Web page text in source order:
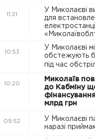
11:21
У Миколаєві
для
10:53
У Миколаєві
обстежують
під час
10:20
Миколаїв
до Кабміну
млрд грн
09:52
У Миколаєві
наразі